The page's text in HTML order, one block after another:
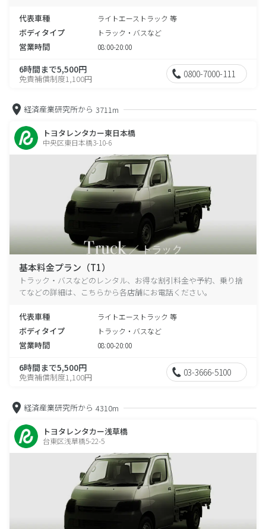
代表車種 ライトエーストラック 等
ボディタイプ トラック・バスなど
営業時間 08:00-20:00
6時間まで5,500円
免責補償制度1,100円 0800-7000-111
経済産業研究所から 3711m
トヨタレンタカー東日本橋
中央区東日本橋3-10-6
基本料金プラン（T1）
トラック・バスなどのレンタル、お得な割引料金や予約、乗り捨
てなどの詳細は、こちらから各店舗にお電話ください。
代表車種 ライトエーストラック 等
ボディタイプ トラック・バスなど
営業時間 08:00-20:00
6時間まで5,500円
免責補償制度1,100円 03-3666-5100
経済産業研究所から 4310m
トヨタレンタカー浅草橋
台東区浅草橋5-22-5